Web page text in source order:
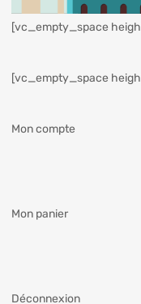
[vc_empty_space
[vc_empty_space
Mon compte
Mon panier
Déconnexion